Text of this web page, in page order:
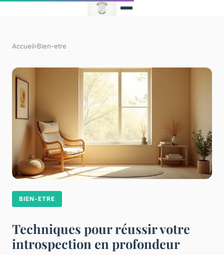
Accueil›Bien-etre
BIEN-ETRE
Techniques pour réussir votre
introspection en profondeur